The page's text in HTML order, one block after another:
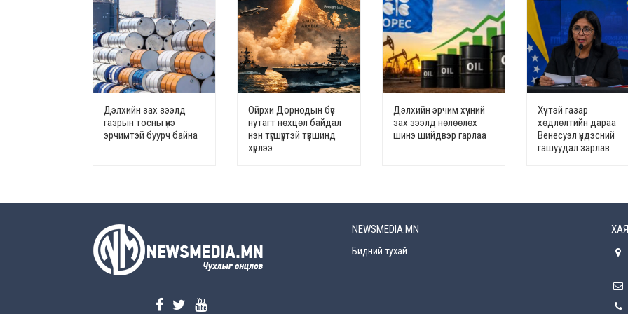
Дэлхийн зах зээлд
газрын тосны үнэ
эрчимтэй буурч байна
Ойрхи Дорнодын бүс
нутагт нөхцөл байдал
нэн түгшүүртэй түвшинд
хүрлээ
Дэлхийн эрчим хүчний
зах зээлд нөлөөлөх
шинэ шийдвэр гарлаа
Хүчтэй газар
хөдлөлтийн дараа
Венесуэл үндэсний
гашуудал зарлав
NEWSMEDIA.MN
Бидний тухай